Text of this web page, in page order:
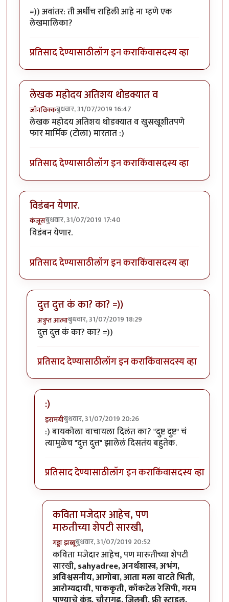
=)) अवांतर: ती अर्धीच राहिली आहे ना म्हणे एक
लेखमालिका?
प्रतिसाद देण्यासाठीलॉग इन कराकिंवासदस्य व्हा
लेखक महोदय अतिशय थोडक्यात व
जॉनविक्कबुधवार, 31/07/2019 16:47
लेखक महोदय अतिशय थोडक्यात व खुसखूशीतपणे
फार मार्मिक (टोला) मारतात :)
प्रतिसाद देण्यासाठीलॉग इन कराकिंवासदस्य व्हा
विडंबन येणार.
कंजूसबुधवार, 31/07/2019 17:40
विडंबन येणार.
प्रतिसाद देण्यासाठीलॉग इन कराकिंवासदस्य व्हा
दुत्त दुत्त कं का? का? =))
अत्रुप्त आत्माबुधवार, 31/07/2019 18:29
In reply toविडंबन येणार.
दुत्त दुत्त कं का? का? =))
प्रतिसाद देण्यासाठीलॉग इन कराकिंवासदस्य व्हा
:)
इरामयीबुधवार, 31/07/2019 20:26
In reply toदुत्त दुत्त कं का? का? =))byअत्रुप्त आत्मा
:) बायकोला वाचायला दिलंत का? "दुष्ट दुष्ट" चं
त्यामुळेच "दुत्त दुत्त" झालेलं दिसतंय बहुतेक.
प्रतिसाद देण्यासाठीलॉग इन कराकिंवासदस्य व्हा
कविता मजेदार आहेच, पण
मारुतीच्या शेपटी सारखी,
गड्डा झब्बूबुधवार, 31/07/2019 20:52
In reply to:)byइरामयी
कविता मजेदार आहेच, पण मारुतीच्या शेपटी
सारखी,sahyadree, अनर्थशास्त्र, अभंग,
अविश्वसनीय, आगोबा, आता मला वाटते भिती,
आरोग्यदायी, पाककृती, कॉकटेल रेसिपी, गरम